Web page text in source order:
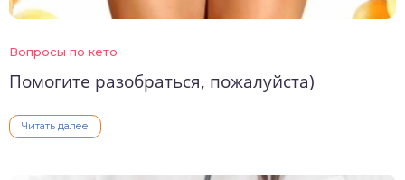
Вопросы по кето
Помогите разобраться, пожалуйста)
Читать далее